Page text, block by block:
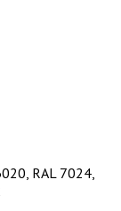
RAL 7024,